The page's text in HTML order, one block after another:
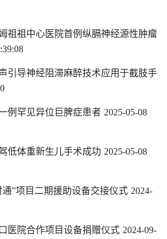
祖祖中心医院首例纵膈神经源性肿瘤
引导神经阻滞麻醉技术应用于截肢手
例罕见异位巨脾症患者 2025-05-08
低体重新生儿手术成功 2025-05-08
”项目二期援助设备交接仪式 2024-
医院合作项目设备捐赠仪式 2024-09-